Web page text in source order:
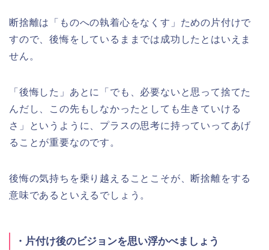
断捨離は「ものへの執着心をなくす」ための片付けで
すので、後悔をしているままでは成功したとはいえま
せん。
「後悔した」あとに「でも、必要ないと思って捨てた
んだし、この先もしなかったとしても生きていける
さ」というように、プラスの思考に持っていってあげ
ることが重要なのです。
後悔の気持ちを乗り越えることこそが、断捨離をする
意味であるといえるでしょう。
・片付け後のビジョンを思い浮かべましょう